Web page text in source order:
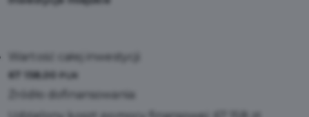
Wartość całej inwestycji:
67 158,00
Źródło dofinansowania: